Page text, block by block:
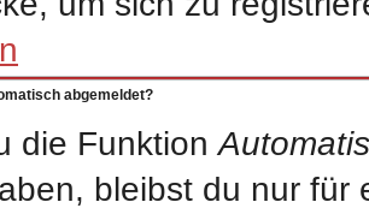
abgemeldet?
die Funktion
bleibst du nur